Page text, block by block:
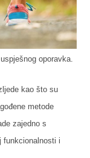
oporavka.
kao što su
metode
zajedno s
funkcionalnosti i